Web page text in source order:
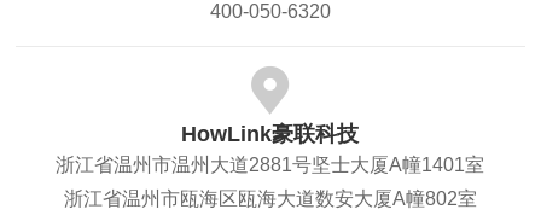
400-050-6320
HowLink豪联科技
浙江省温州市温州大道2881号坚士大厦A幢1401室
浙江省温州市瓯海区瓯海大道数安大厦A幢802室